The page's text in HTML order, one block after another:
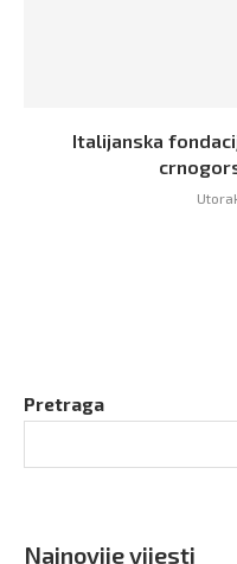
Italijanska
Pretraga
Najnovije vijesti